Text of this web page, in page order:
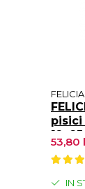
FELICIA
pisici
12x85g
53,80
IN